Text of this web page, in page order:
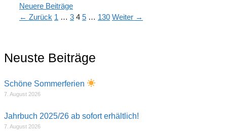
Neuere Beiträge
← Zurück Seite
1 … Seite
3 Seite
4 Seite
5 … Seite
130 Weiter →
Neuste Beiträge
Schöne Sommerferien
7. August 2026
Jahrbuch 2025/26 ab sofort erhältlich!
7. August 2026